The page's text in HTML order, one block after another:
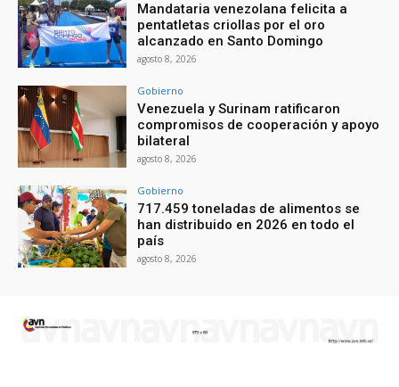
Mandataria venezolana felicita a
pentatletas criollas por el oro
alcanzado en Santo Domingo
agosto 8, 2026
Gobierno
Venezuela y Surinam ratificaron
compromisos de cooperación y apoyo
bilateral
agosto 8, 2026
Gobierno
717.459 toneladas de alimentos se
han distribuido en 2026 en todo el
país
agosto 8, 2026